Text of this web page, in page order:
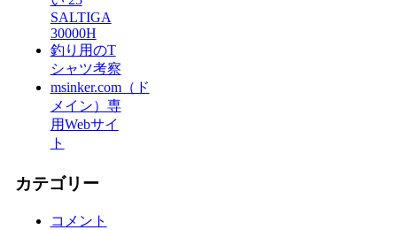
SALTIGA
30000H
釣り用のT
シャツ考察
msinker.com（ド
メイン）専
用Webサイ
ト
カテゴリー
コメント